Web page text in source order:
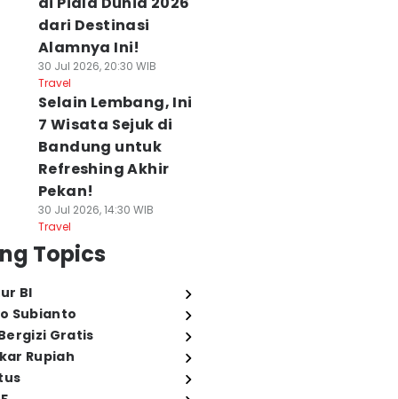
dari Destinasi
Alamnya Ini!
30 Jul 2026, 20:30 WIB
Travel
Selain Lembang, Ini
7 Wisata Sejuk di
Bandung untuk
Refreshing Akhir
Pekan!
30 Jul 2026, 14:30 WIB
Travel
Topics
BI
Subianto
Gratis
Rupiah